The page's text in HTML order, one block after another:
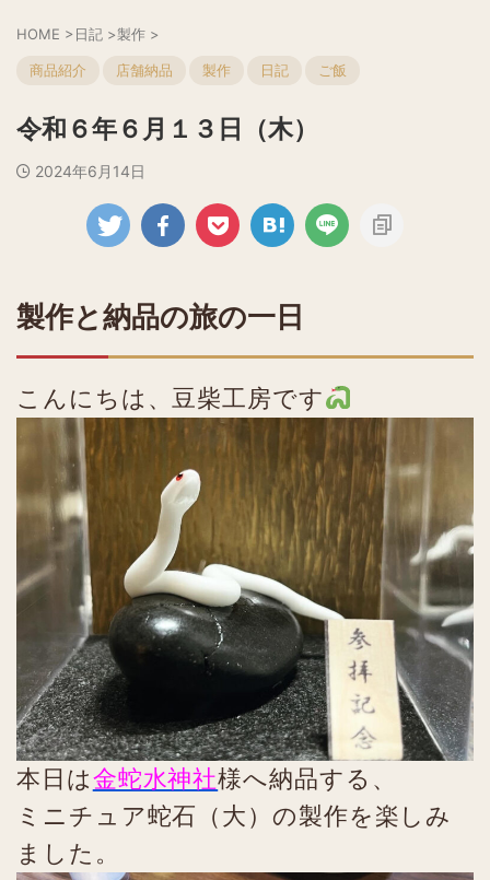
HOME >日記 >製作 >
商品紹介 店舗納品 製作 日記 ご飯
令和６年６月１３日（木）
2024年6月14日
製作と納品の旅の一日
こんにちは、豆柴工房です
本日は金蛇水神社様へ納品する、
ミニチュア蛇石（大）の製作を楽しみ
ました。